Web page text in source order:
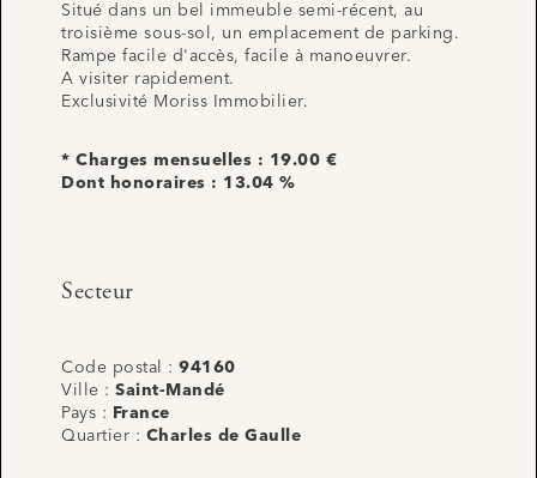
Situé dans un bel immeuble semi-récent, au
troisième sous-sol, un emplacement de parking.
Rampe facile d'accès, facile à manoeuvrer.
A visiter rapidement.
Exclusivité Moriss Immobilier.
* Charges mensuelles : 19.00 €
Dont honoraires : 13.04 %
Secteur
Code postal : 94160
Ville : Saint-Mandé
Pays :
France
Quartier : Charles de Gaulle